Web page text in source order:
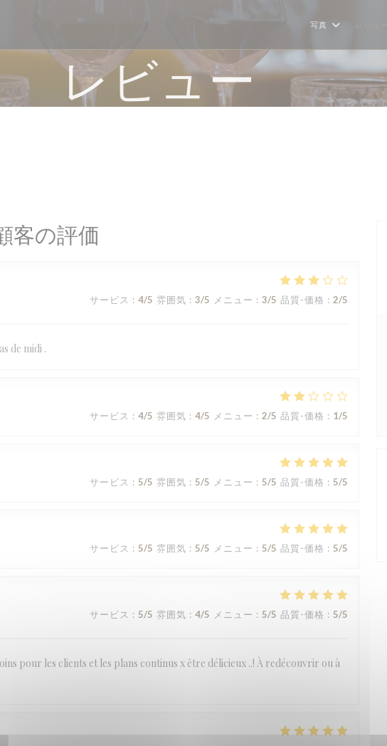
写真
レビュー
客の評価
サービス : 4/5 雰囲気 : 3/5 メニュー : 3/5 品質-価格 : 2/5
de midi .
サービス : 4/5 雰囲気 : 4/5 メニュー : 2/5 品質-価格 : 1/5
サービス : 5/5 雰囲気 : 5/5 メニュー : 5/5 品質-価格 : 5/5
サービス : 5/5 雰囲気 : 5/5 メニュー : 5/5 品質-価格 : 5/5
サービス : 5/5 雰囲気 : 4/5 メニュー : 5/5 品質-価格 : 5/5
pour les clients et les plans continus x être délicieux ..! À redécouvrir ou à